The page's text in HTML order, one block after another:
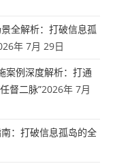
全解析：打破信息孤
年 7月 29日
案例深度解析：打通
督二脉”2026年 7月
：打破信息孤岛的全